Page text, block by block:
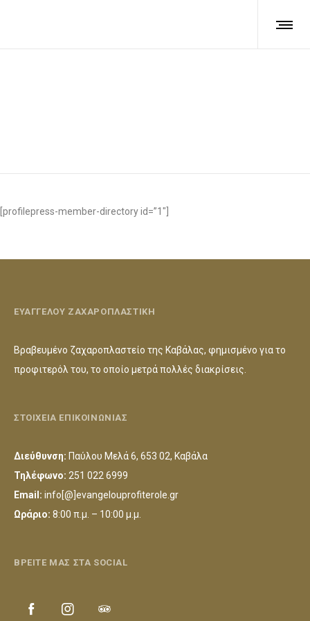
[profilepress-member-directory id=”1″]
ΕΥΑΓΓΕΛΟΥ ΖΑΧΑΡΟΠΛΑΣΤΙΚΗ
Βραβευμένο ζαχαροπλαστείο της Καβάλας, φημισμένο για το
προφιτερόλ του, το οποίο μετρά πολλές διακρίσεις.
ΣΤΟΙΧΕΙΑ ΕΠΙΚΟΙΝΩΝΙΑΣ
Διεύθυνση: Παύλου Μελά 6, 653 02, Καβάλα
Τηλέφωνο: 251 022 6999
Email: info[@]evangelouprofiterole.gr
Ωράριο: 8:00 π.μ. – 10:00 μ.μ.
ΒΡΕΙΤΕ ΜΑΣ ΣΤΑ SOCIAL